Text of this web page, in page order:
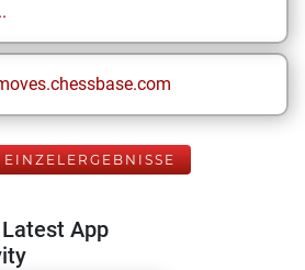
EINZELERGEBNISSE
App